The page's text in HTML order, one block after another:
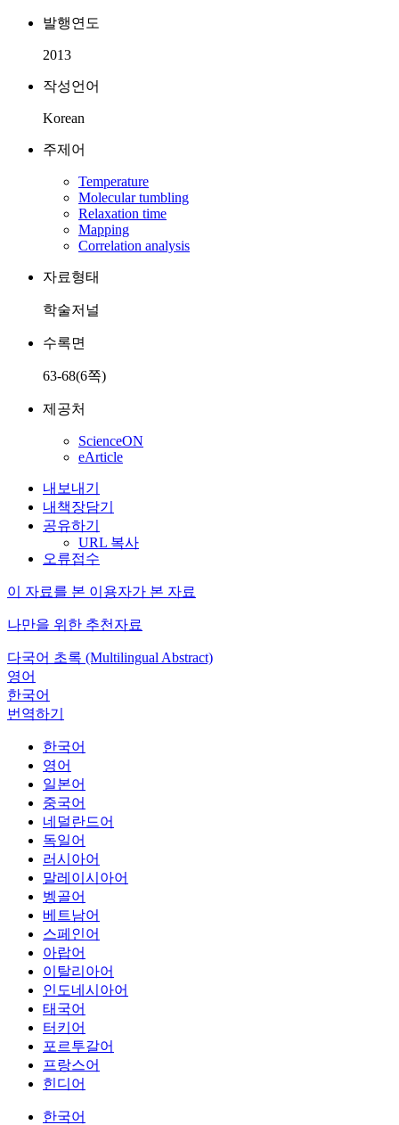
발행연도
2013
작성언어
Korean
주제어
Temperature
Molecular tumbling
Relaxation time
Mapping
Correlation analysis
자료형태
학술저널
수록면
63-68(6쪽)
제공처
ScienceON
eArticle
내보내기
내책장담기
공유하기
URL 복사
오류접수
이 자료를 본 이용자가 본 자료
나만을 위한 추천자료
다국어 초록 (Multilingual Abstract)
영어
한국어
번역하기
한국어
영어
일본어
중국어
네덜란드어
독일어
러시아어
말레이시아어
벵골어
베트남어
스페인어
아랍어
이탈리아어
인도네시아어
태국어
터키어
포르투갈어
프랑스어
힌디어
한국어